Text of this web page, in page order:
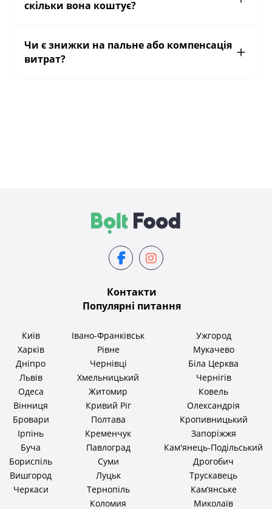
скільки вона коштує?
Чи є знижки на пальне або компенсація
витрат?
Контакти
Популярні питання
Київ
Харків
Дніпро
Львів
Одеса
Вінниця
Бровари
Ірпінь
Буча
Бориспіль
Вишгород
Черкаси
Івано-Франківськ
Рівне
Чернівці
Хмельницький
Житомир
Кривий Ріг
Полтава
Кременчук
Павлоград
Суми
Луцьк
Тернопіль
Коломия
Ужгород
Мукачево
Біла Церква
Чернігів
Ковель
Олександрія
Кропивницький
Запоріжжя
Кам'янець-Подільський
Дрогобич
Трускавець
Кам’янське
Миколаїв